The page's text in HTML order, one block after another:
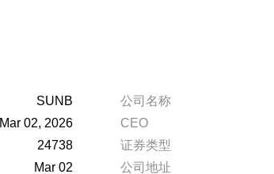
SUNB
公司名称
Mar 02, 2026
CEO
24738
证券类型
Mar 02
公司地址